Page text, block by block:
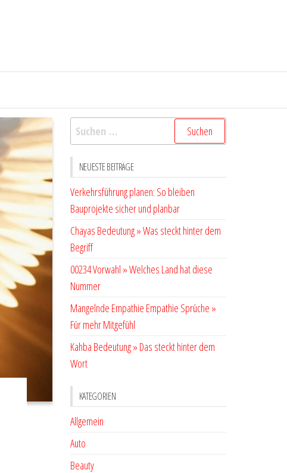
Suchen
nach:
NEUESTE BEITRÄGE
Verkehrsführung planen: So bleiben
Bauprojekte sicher und planbar
Chayas Bedeutung » Was steckt hinter dem
Begriff
00234 Vorwahl » Welches Land hat diese
Nummer
Mangelnde Empathie Empathie Sprüche »
Für mehr Mitgefühl
Kahba Bedeutung » Das steckt hinter dem
Wort
KATEGORIEN
Allgemein
Auto
Beauty